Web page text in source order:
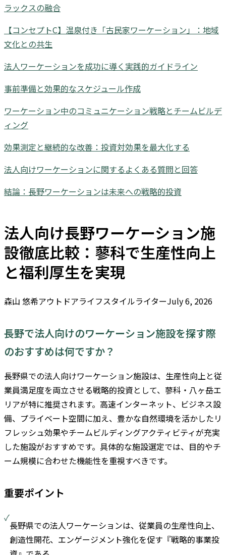
ラックスの融合
【コンセプトC】温泉付き「古民家ワーケーション」：地域
文化との共生
法人ワーケーションを成功に導く実践的ガイドライン
事前準備と効果的なスケジュール作成
ワーケーション中のコミュニケーション戦略とチームビルデ
ィング
効果測定と継続的な改善：投資対効果を最大化する
法人向けワーケーションに関するよくある質問と回答
結論：長野ワーケーションは未来への戦略的投資
法人向け長野ワーケーション施
設徹底比較：蓼科で生産性向上
と福利厚生を実現
森山 悠希アウトドアライフスタイルライターJuly 6, 2026
長野で法人向けのワーケーション施設を探す際
のおすすめは何ですか？
長野県での法人向けワーケーション施設は、生産性向上と従
業員満足度を両立させる戦略的投資として、蓼科・八ヶ岳エ
リアが特に推奨されます。高速インターネット、ビジネス設
備、プライベート空間に加え、豊かな自然環境を活かしたリ
フレッシュ効果やチームビルディングアクティビティが充実
した施設がおすすめです。具体的な施設選定では、目的やチ
ーム規模に合わせた機能性を重視すべきです。
重要ポイント
長野県での法人ワーケーションは、従業員の生産性向上、
創造性開花、エンゲージメント強化を促す『戦略的事業投